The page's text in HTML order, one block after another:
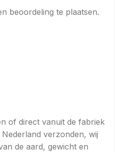
beoordeling te plaatsen.
of direct vanuit de fabriek
verzonden, wij
de aard, gewicht en